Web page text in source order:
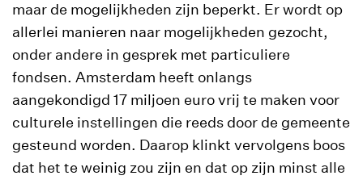
maar de mogelijkheden zijn beperkt. Er wordt op
allerlei manieren naar mogelijkheden gezocht,
onder andere in gesprek met particuliere
fondsen. Amsterdam heeft onlangs
aangekondigd 17 miljoen euro vrij te maken voor
culturele instellingen die reeds door de gemeente
gesteund worden. Daarop klinkt vervolgens boos
dat het te weinig zou zijn en dat op zijn minst alle